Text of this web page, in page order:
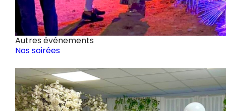
Autres événements
Nos soirées